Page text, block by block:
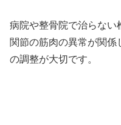
病院や整骨院で治らない
関節の筋肉の異常が関
の調整が大切です。